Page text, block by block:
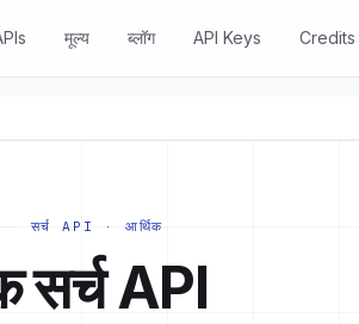
मूल्य ब्लॉग API Keys Credits
सर्च API · आर्थिक
API